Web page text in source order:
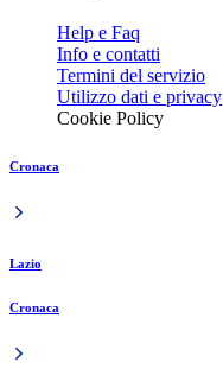
Help e Faq
Info e contatti
Termini del servizio
Utilizzo dati e privacy
Cookie Policy
Cronaca
Lazio
Cronaca